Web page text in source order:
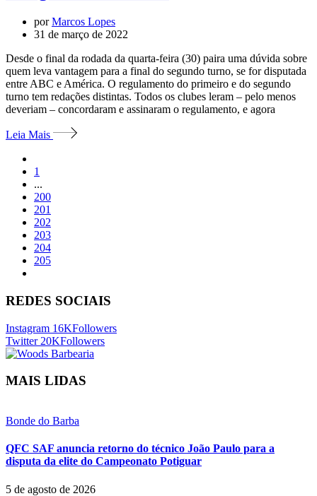
porMarcos Lopes
31 de março de 2022
Desde o final da rodada da quarta-feira (30) paira uma dúvida sobre
quem leva vantagem para a final do segundo turno, se for disputada
entre ABC e América. O regulamento do primeiro e do segundo
turno tem redações distintas. Todos os clubes leram – pelo menos
deveriam – concordaram e assinaram o regulamento, e agora
Leia Mais
1
...
200
201
202
203
204
205
REDES SOCIAIS
Instagram 16KFollowers
Twitter 20KFollowers
MAIS LIDAS
Bonde do Barba
QFC SAF anuncia retorno do técnico João Paulo para a
disputa da elite do Campeonato Potiguar
5 de agosto de 2026